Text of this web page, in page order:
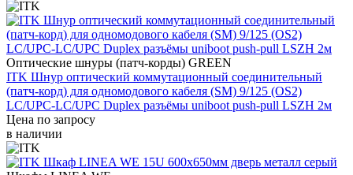
Оптические шнуры (патч-корды) GREEN
ITK Шнур оптический коммутационный соединительный
(патч-корд) для одномодового кабеля (SM) 9/125 (OS2)
LC/UPC-LC/UPC Duplex разъёмы uniboot push-pull LSZH 2м
Цена по запросу
в наличии